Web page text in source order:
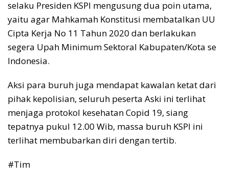
selaku Presiden KSPI mengusung dua poin utama,
yaitu agar Mahkamah Konstitusi membatalkan UU
Cipta Kerja No 11 Tahun 2020 dan berlakukan
segera Upah Minimum Sektoral Kabupaten/Kota se
Indonesia.
Aksi para buruh juga mendapat kawalan ketat dari
pihak kepolisian, seluruh peserta Aski ini terlihat
menjaga protokol kesehatan Copid 19, siang
tepatnya pukul 12.00 Wib, massa buruh KSPI ini
terlihat membubarkan diri dengan tertib.
#Tim